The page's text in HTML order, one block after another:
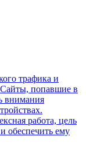
трафика и
Сайты, попавшие в
внимания
работа, цель
обеспечить ему